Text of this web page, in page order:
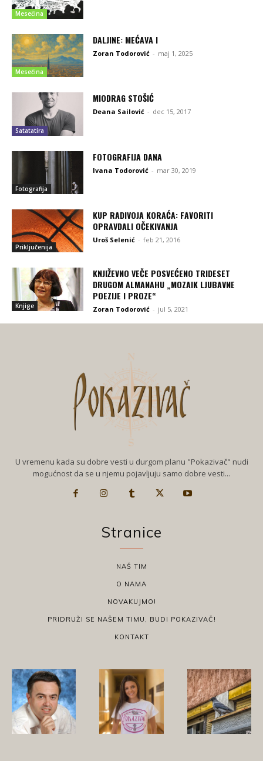
Mesečina
Mesečina
DALJINE: MEĆAVA I
Zoran Todorović - maj 1, 2025
Satatatira
MIODRAG STOŠIĆ
Deana Sailović - dec 15, 2017
Fotografija
FOTOGRAFIJA DANA
Ivana Todorović - mar 30, 2019
Priključenija
KUP RADIVOJA KORAĆA: FAVORITI
OPRAVDALI OČEKIVANJA
Uroš Selenić - feb 21, 2016
Knjige
KNJIŽEVNO VEČE POSVEĆENO TRIDESET
DRUGOM ALMANAHU „MOZAIK LJUBAVNE
POEZIJE I PROZE“
Zoran Todorović - jul 5, 2021
U vremenu kada su dobre vesti u durgom planu "Pokazivač" nudi
mogućnost da se u njemu pojavljuju samo dobre vesti...
Stranice
NAŠ TIM
O NAMA
NOVAKUJMO!
PRIDRUŽI SE NAŠEM TIMU, BUDI POKAZIVAČ!
KONTAKT